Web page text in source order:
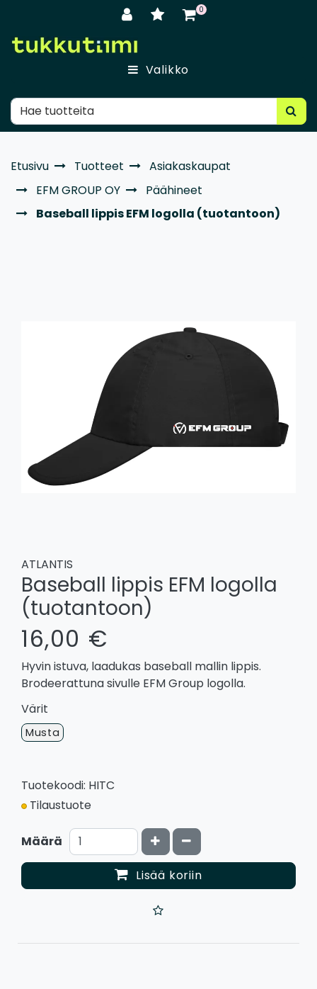
0
Valikko
Etusivu Tuotteet
Asiakaskaupat
EFM GROUP OY
Päähineet
Baseball lippis EFM logolla (tuotantoon)
ATLANTIS
Baseball lippis EFM logolla
(tuotantoon)
16,00 €
Hyvin istuva, laadukas baseball mallin lippis.
Brodeerattuna sivulle EFM Group logolla.
Värit
Musta
Tuotekoodi: HITC
Tilaustuote
Määrä Kasvata määrää
Vähennä määrää
Lisää koriin